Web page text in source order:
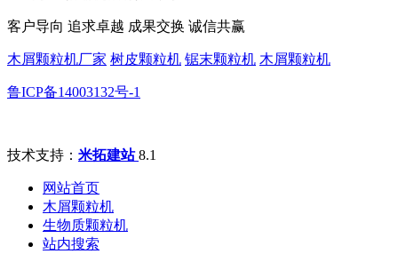
客户导向 追求卓越 成果交换 诚信共赢
木屑颗粒机厂家 树皮颗粒机 锯末颗粒机 木屑颗粒机
鲁ICP备14003132号-1
技术支持： 米拓建站8.1
网站首页
木屑颗粒机
生物质颗粒机
站内搜索